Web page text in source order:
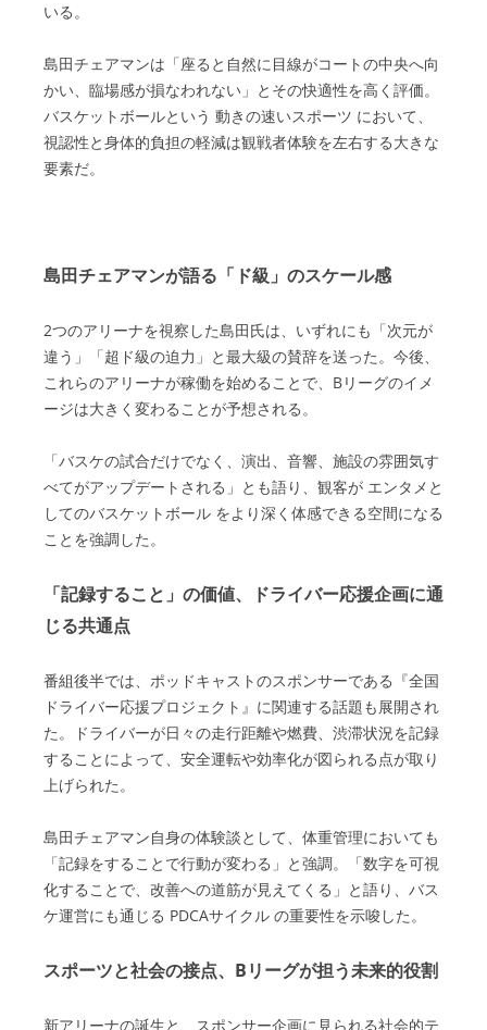
いる。
島田チェアマンは「座ると自然に目線がコートの中央へ向
かい、臨場感が損なわれない」とその快適性を高く評価。
バスケットボールという 動きの速いスポーツ において、
視認性と身体的負担の軽減は観戦者体験を左右する大きな
要素だ。
島田チェアマンが語る「ド級」のスケール感
2つのアリーナを視察した島田氏は、いずれにも「次元が
違う」「超ド級の迫力」と最大級の賛辞を送った。今後、
これらのアリーナが稼働を始めることで、Bリーグのイメ
ージは大きく変わることが予想される。
「バスケの試合だけでなく、演出、音響、施設の雰囲気す
べてがアップデートされる」とも語り、観客が エンタメと
してのバスケットボール をより深く体感できる空間になる
ことを強調した。
「記録すること」の価値、ドライバー応援企画に通
じる共通点
番組後半では、ポッドキャストのスポンサーである『全国
ドライバー応援プロジェクト』に関連する話題も展開され
た。ドライバーが日々の走行距離や燃費、渋滞状況を記録
することによって、安全運転や効率化が図られる点が取り
上げられた。
島田チェアマン自身の体験談として、体重管理においても
「記録をすることで行動が変わる」と強調。「数字を可視
化することで、改善への道筋が見えてくる」と語り、バス
ケ運営にも通じる PDCAサイクル の重要性を示唆した。
スポーツと社会の接点、Bリーグが担う未来的役割
新アリーナの誕生と、スポンサー企画に見られる社会的テ